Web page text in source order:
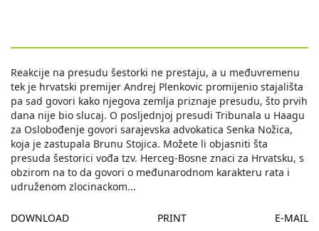
Reakcije na presudu šestorki ne prestaju, a u međuvremenu
tek je hrvatski premijer Andrej Plenkovic promijenio stajališta
pa sad govori kako njegova zemlja priznaje presudu, što prvih
dana nije bio slucaj. O posljednjoj presudi Tribunala u Haagu
za Oslobođenje govori sarajevska advokatica Senka Nožica,
koja je zastupala Brunu Stojica. Možete li objasniti šta
presuda šestorici vođa tzv. Herceg-Bosne znaci za Hrvatsku, s
obzirom na to da govori o međunarodnom karakteru rata i
udruženom zlocinackom...
DOWNLOAD PRINT E-MAIL